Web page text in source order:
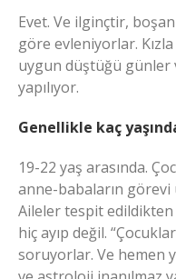
Evet. Ve ilginçtir,
göre evleniyorlar.
uygun düştüğü günler
yapılıyor.
Genellikle kaç
19-22 yaş arasında.
anne-babaların
Aileler tespit
hiç ayıp değil.
soruyorlar. Ve hemen